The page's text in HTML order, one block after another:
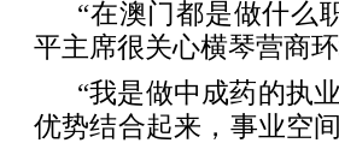
“在澳门都是做什么
平主席很关心横琴营商环
“我是做中成药的执
优势结合起来，事业空